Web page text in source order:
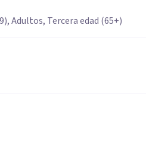
Adultos, Tercera edad (65+)